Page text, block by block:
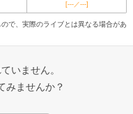
[---／---]
で、実際のライブとは異なる場合があ
いません。
みませんか？